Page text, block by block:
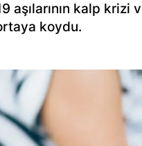
aşılarının kalp krizi
koydu.